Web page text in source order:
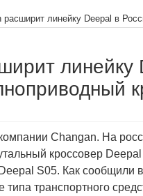
расширит линейку Deepal в
линейку
Changan. На
кроссовер
S05. Как
транспортного